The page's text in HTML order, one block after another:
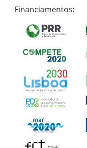
Financiamentos: